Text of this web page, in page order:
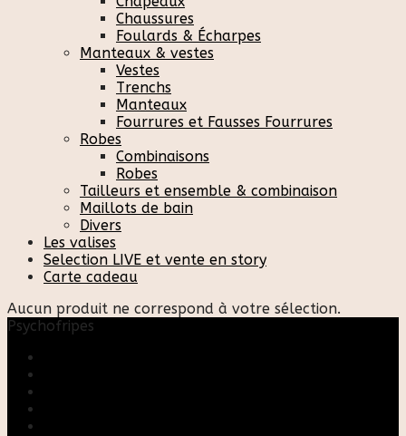
Chaussures
Foulards & Écharpes
Manteaux & vestes
Vestes
Trenchs
Manteaux
Fourrures et Fausses Fourrures
Robes
Combinaisons
Robes
Tailleurs et ensemble & combinaison
Maillots de bain
Divers
Les valises
Selection LIVE et vente en story
Carte cadeau
Aucun produit ne correspond à votre sélection.
Psychofripes